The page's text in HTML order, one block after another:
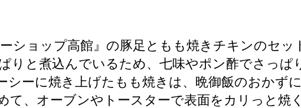
ショップ高館』の豚足ともも焼きチキンのセッ
りと煮込んでいるため、七味やポン酢でさっ
シーに焼き上げたもも焼きは、晩御飯のおかず
て、オーブンやトースターで表面をカリっと